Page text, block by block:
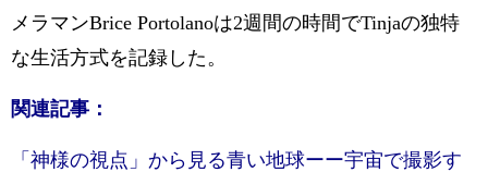
メラマンBrice Portolanoは2週間の時間でTinjaの独特
な生活方式を記録した。
関連記事：
「神様の視点」から見る青い地球ーー宇宙で撮影す